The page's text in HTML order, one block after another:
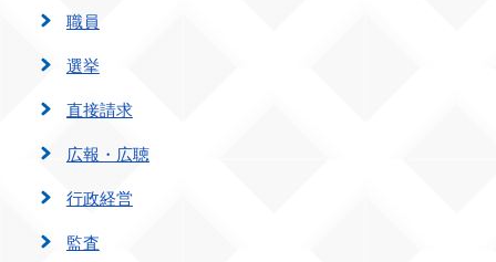
職員
選挙
直接請求
広報・広聴
行政経営
監査